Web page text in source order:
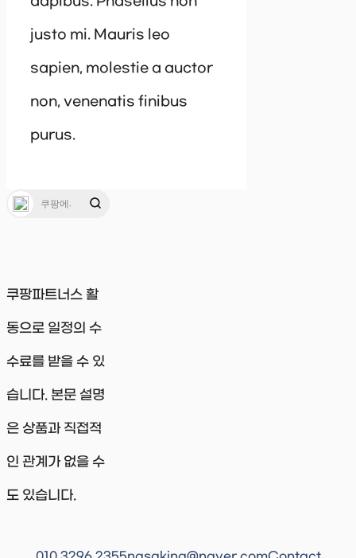
justo mi. Mauris leo
sapien, molestie a auctor
non, venenatis finibus
purus.
쿠팡파트너스 활
동으로 일정의 수
수료를 받을 수 있
습니다. 본문 설명
은 상품과 직접적
인 관계가 없을 수
도 있습니다.